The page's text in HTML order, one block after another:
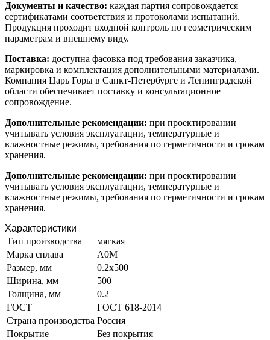
Документы и качество: каждая партия сопровождается
сертификатами соответствия и протоколами испытаний.
Продукция проходит входной контроль по геометрическим
параметрам и внешнему виду.
Поставка: доступна фасовка под требования заказчика,
маркировка и комплектация дополнительными материалами.
Компания Царь Горы в Санкт-Петербурге и Ленинградской
области обеспечивает поставку и консультационное
сопровождение.
Дополнительные рекомендации: при проектировании
учитывать условия эксплуатации, температурные и
влажностные режимы, требования по герметичности и срокам
хранения.
Дополнительные рекомендации: при проектировании
учитывать условия эксплуатации, температурные и
влажностные режимы, требования по герметичности и срокам
хранения.
Характеристики
Тип производства
мягкая
Марка сплава
А0М
Размер, мм
0.2х500
Ширина, мм
500
Толщина, мм
0.2
ГОСТ
ГОСТ 618-2014
Страна производства Россия
Покрытие
Без покрытия